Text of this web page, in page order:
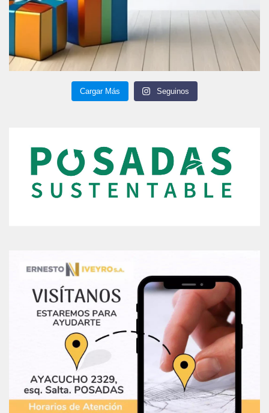
Cargar Más Seguinos